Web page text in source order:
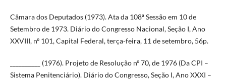
Câmara dos Deputados (1973). Ata da 108ª Sessão em 10 de
Setembro de 1973. Diário do Congresso Nacional, Seção I, Ano
XXVIII, nº 101, Capital Federal, terça-feira, 11 de setembro, 56p.
__________ (1976). Projeto de Resolução nº 70, de 1976 (Da CPI –
Sistema Penitenciário). Diário do Congresso, Seção I, Ano XXXI –